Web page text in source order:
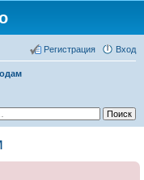
Вход
Регистрация